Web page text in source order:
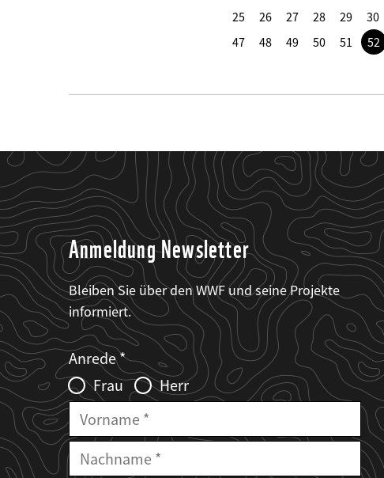
25
26 27 28 29 30
47
48 49 50 51 52
Anmeldung Newsletter
Bleiben Sie über den WWF und seine Projekte
informiert.
Web2Case
Infofelder
Fieldset
anrede_name
Anrede
Frau
Herr
Vorname
Nachname